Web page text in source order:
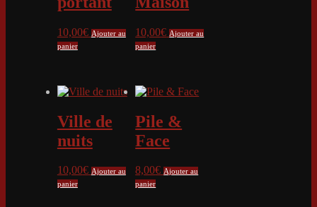
10,00€ Ajouter au
panier
10,00€ Ajouter au
panier
Ville de
nuits
10,00€ Ajouter au
panier
Pile &
Face
8,00€ Ajouter au
panier